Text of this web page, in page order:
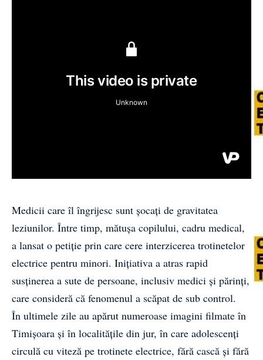
Medicii care îl îngrijesc sunt șocați de gravitatea
leziunilor. Între timp, mătușa copilului, cadru medical,
a lansat o petiție prin care cere interzicerea trotinetelor
electrice pentru minori. Inițiativa a atras rapid
susținerea a sute de persoane, inclusiv medici și părinți,
care consideră că fenomenul a scăpat de sub control.
În ultimele zile au apărut numeroase imagini filmate în
Timișoara și în localitățile din jur, în care adolescenți
circulă cu viteză pe trotinete electrice, fără cască și fără